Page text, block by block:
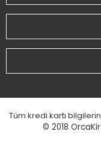
Tüm kredi kartı
© 2018